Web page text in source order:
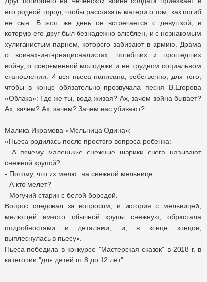
его родной город, чтобы рассказать матери о том, как погиб
ее сын. В этот же день он встречается с девушкой, в
которую его друг был безнадежно влюблен, и с незнакомым
хулиганистым парнем, которого забирают в армию. Драма
о воинах-интернационалистах, погибших и прошедших
войну, о современной молодежи и ее трудном социальном
становлении. И вся пьеса написана, собственно, для того,
чтобы в конце обязательно прозвучала песня В.Егорова
«Облака»: Где же ты, вода живая? Ах, зачем война бывает?
Ах, зачем? Ах, зачем? Зачем нас убивают?
Малика Икрамова «Мельница Одина»:
«Пьеса родилась после простого вопроса ребенка:
- А почему маленькие снежные шарики снега называют
снежной крупой?
- Потому, что их мелют на снежной мельнице.
- А кто мелет?
- Могучий старик с белой бородой.
Вопрос следовал за вопросом, и история с мельницей,
мелющей вместо обычной крупы снежную, обрастала
подробностями и деталями, и, в конце концов,
выплеснулась в пьесу».
Пьеса победила в конкурсе "Мастерская сказок" в 2018 г. в
категории "для детей от 8 до 12 лет".